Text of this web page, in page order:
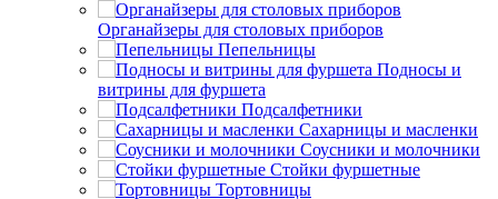
Органайзеры для столовых приборов
Пепельницы
Подносы и
витрины для фуршета
Подсалфетники
Сахарницы и масленки
Соусники и молочники
Стойки фуршетные
Тортовницы